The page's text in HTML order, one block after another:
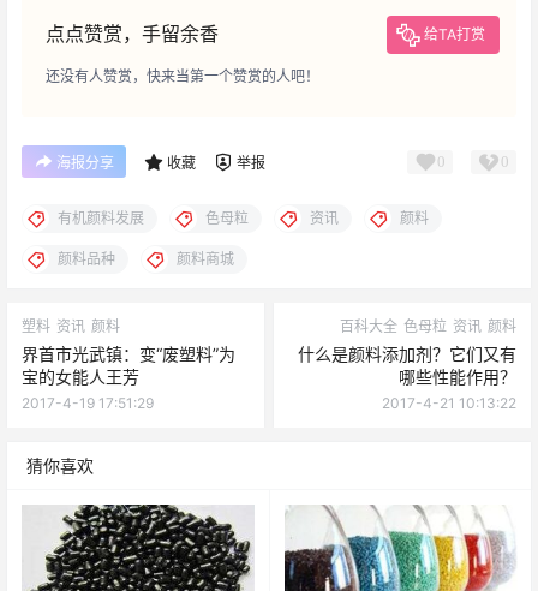
点点赞赏，手留余香 给TA打赏
还没有人赞赏，快来当第一个赞赏的人吧！
海报分享 收藏 举报 0 0
有机颜料发展 色母粒 资讯 颜料
颜料品种 颜料商城
塑料 资讯 颜料
界首市光武镇：变“废塑料”为
宝的女能人王芳
2017-4-19 17:51:29
百科大全 色母粒 资讯 颜料
什么是颜料添加剂？它们又有
哪些性能作用？
2017-4-21 10:13:22
猜你喜欢